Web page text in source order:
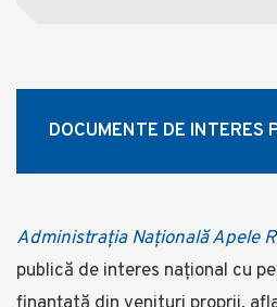
DOCUMENTE DE INTERES
Administrația Națională Apele
publică de interes național cu